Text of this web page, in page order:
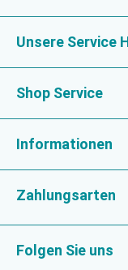
Unsere Service
Shop Service
Informationen
Zahlungsarten
Folgen Sie uns